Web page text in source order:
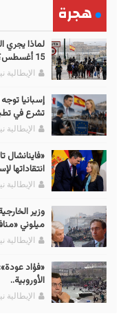
هجرة
لماذا
15 أغسطس؟
الإيطالية
إسبانيا توجه
تشرع في
الإيطالية
«فاينانشال
انتقاداتها
الإيطالية
وزير
ميلوني
الإيطالية
«فؤاد
الأوروبية..
الإيطالية